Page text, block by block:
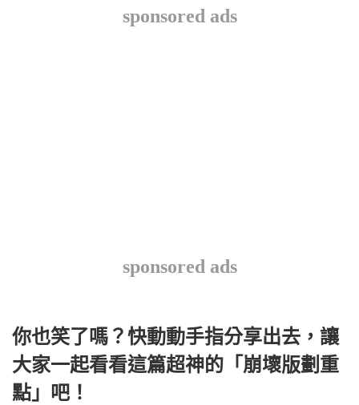
sponsored ads
sponsored ads
你也笑了嗎？快動動手指分享出去，讓
大家一起看看這篇超神的「崩壞版劃重
點」吧！